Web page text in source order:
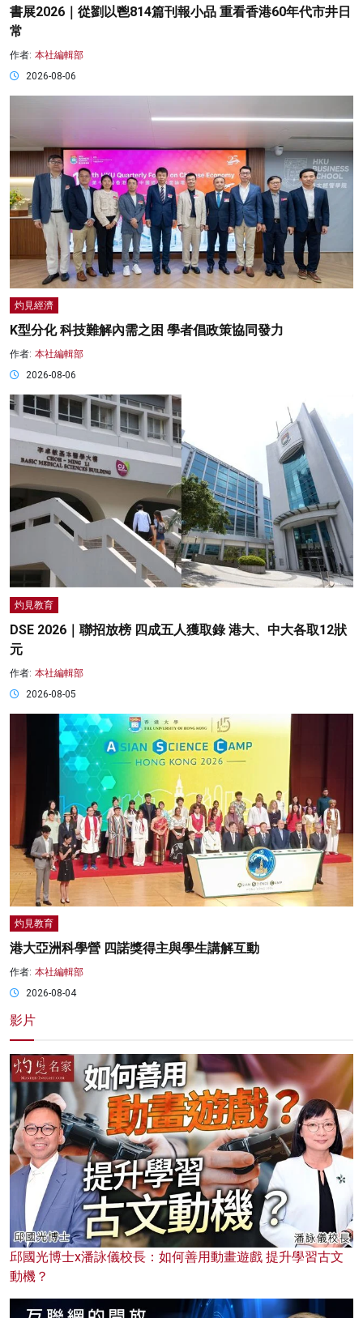
書展2026｜從劉以鬯814篇刊報小品 重看香港60年代市井日
常
作者: 本社編輯部
2026-08-06
灼見經濟
K型分化 科技難解內需之困 學者倡政策協同發力
作者: 本社編輯部
2026-08-06
灼見教育
DSE 2026｜聯招放榜 四成五人獲取錄 港大、中大各取12狀
元
作者: 本社編輯部
2026-08-05
灼見教育
港大亞洲科學營 四諾獎得主與學生講解互動
作者: 本社編輯部
2026-08-04
影片
邱國光博士x潘詠儀校長：如何善用動畫遊戲 提升學習古文
動機？